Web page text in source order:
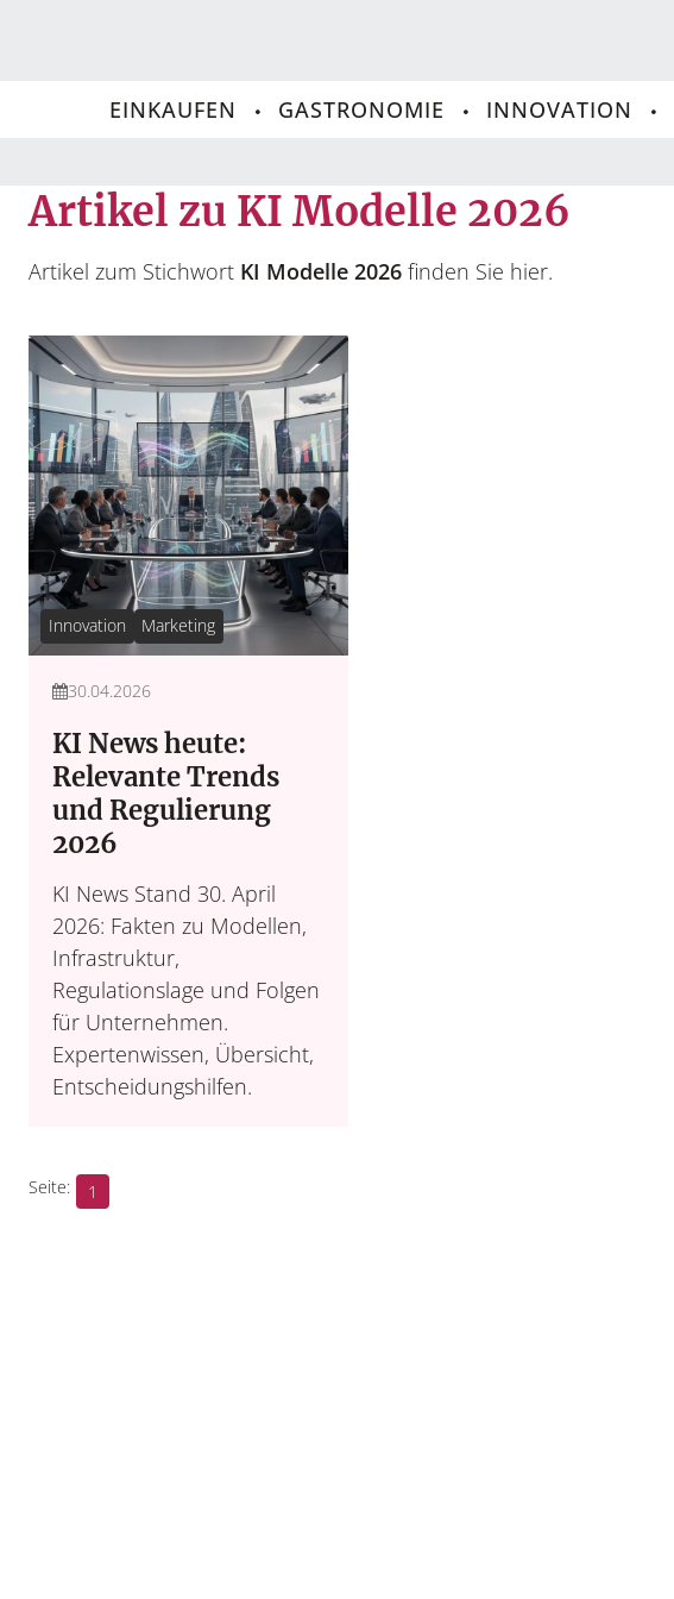
EINKAUFEN GASTRONOMIE INNOVATION
Artikel zu KI Modelle 2026
Artikel zum Stichwort KI Modelle 2026 finden Sie hier.
Innovation Marketing
30.04.2026
KI News heute:
Relevante Trends
und Regulierung
2026
KI News Stand 30. April
2026: Fakten zu Modellen,
Infrastruktur,
Regulationslage und Folgen
für Unternehmen.
Expertenwissen, Übersicht,
Entscheidungshilfen.
1